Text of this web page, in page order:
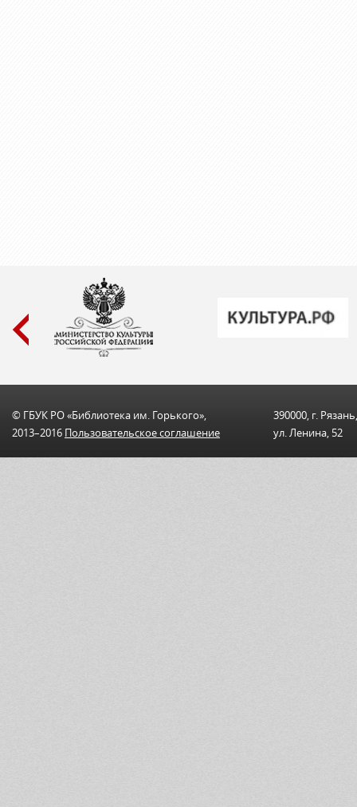
© ГБУК РО «Библиотека им. Горького»,
2013–2016 Пользовательскоe соглашениe
390000, г. Рязань,
ул. Ленина, 52